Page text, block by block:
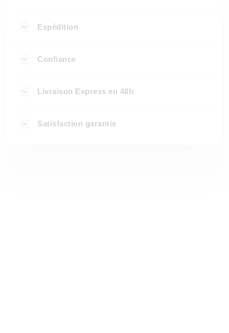
Expédition
Confiance
Livraison Express en 48h
Satisfaction garantie